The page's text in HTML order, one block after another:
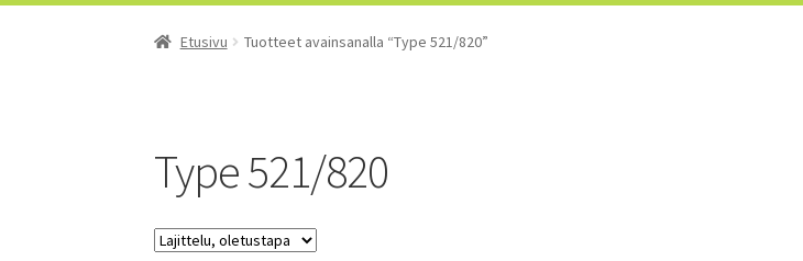
Etusivu Tuotteet avainsanalla “Type 521/820”
Type 521/820